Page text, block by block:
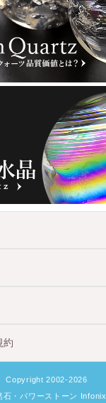
約
Copyright 2002-2026
石・パワーストーン Infonix